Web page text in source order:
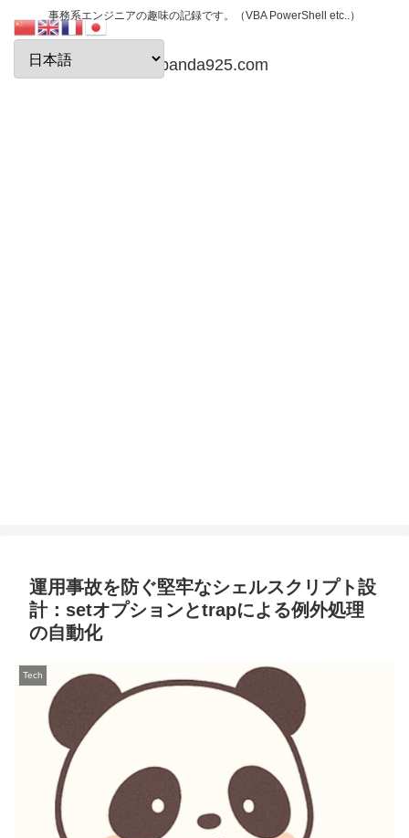
事務系エンジニアの趣味の記録です。（VBA PowerShell etc..）
papanda925.com
運用事故を防ぐ堅牢なシェルスクリプト設
計：setオプションとtrapによる例外処理
の自動化
Tech